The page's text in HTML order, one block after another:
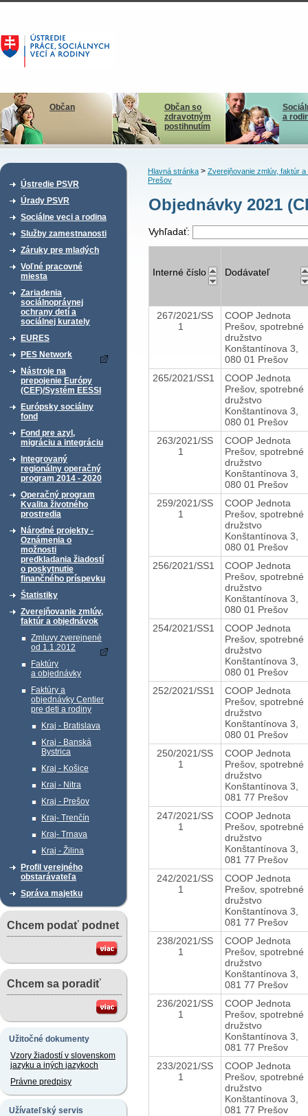
Občan
Občan so
zdravotným
postihnutím
a
Ústredie PSVR
Úrady PSVR
Sociálne veci a rodina
Služby zamestnanosti
Záruky pre mladých
Voľné pracovné
miesta
Zariadenia
sociálnoprávnej
ochrany detí a
sociálnej kurately
EURES
PES Network
Nástroje na
prepojenie Európy
(CEF)/Systém EESSI
Európsky sociálny
fond
Fond pre azyl,
migráciu a integráciu
Integrovaný
regionálny operačný
program 2014 - 2020
Operačný program
Kvalita životného
prostredia
Národné projekty -
Oznámenia o
možnosti
predkladania žiadostí
o poskytnutie
finančného príspevku
Štatistiky
Zverejňovanie zmlúv,
faktúr a objednávok
Zmluvy zverejnené
od 1.1.2012
Faktúry
a objednávky
Faktúry a
objednávky Centier
pre deti a rodiny
Kraj - Bratislava
Kraj - Banská
Bystrica
Kraj - Košice
Kraj - Nitra
Kraj - Prešov
Kraj- Trenčín
Kraj- Trnava
Kraj - Žilina
Profil verejného
obstarávateľa
Správa majetku
Chcem podať podnet
Chcem sa poradiť
Užitočné dokumenty
Vzory žiadostí v slovenskom
jazyku a iných jazykoch
Právne predpisy
Užívateľský servis
Hlavná stránka> Zverejňovanie zmlúv, faktúr a
Prešov
Objednávky 2021
Vyhľadať:
Interné číslo Dodávateľ
267/2021/SS
1
COOP Jednota
Prešov, spotrebné
družstvo
Konštantínova 3,
080 01 Prešov
265/2021/SS1
COOP Jednota
Prešov, spotrebné
družstvo
Konštantínova 3,
080 01 Prešov
263/2021/SS
1
COOP Jednota
Prešov, spotrebné
družstvo
Konštantínova 3,
080 01 Prešov
259/2021/SS
1
COOP Jednota
Prešov, spotrebné
družstvo
Konštantínova 3,
080 01 Prešov
256/2021/SS1
COOP Jednota
Prešov, spotrebné
družstvo
Konštantínova 3,
080 01 Prešov
254/2021/SS1
COOP Jednota
Prešov, spotrebné
družstvo
Konštantínova 3,
080 01 Prešov
252/2021/SS1
COOP Jednota
Prešov, spotrebné
družstvo
Konštantínova 3,
080 01 Prešov
250/2021/SS
1
COOP Jednota
Prešov, spotrebné
družstvo
Konštantínova 3,
081 77 Prešov
247/2021/SS
1
COOP Jednota
Prešov, spotrebné
družstvo
Konštantínova 3,
081 77 Prešov
242/2021/SS
1
COOP Jednota
Prešov, spotrebné
družstvo
Konštantínova 3,
081 77 Prešov
238/2021/SS
1
COOP Jednota
Prešov, spotrebné
družstvo
Konštantínova 3,
081 77 Prešov
236/2021/SS
1
COOP Jednota
Prešov, spotrebné
družstvo
Konštantínova 3,
081 77 Prešov
233/2021/SS
1
COOP Jednota
Prešov, spotrebné
družstvo
Konštantínova 3,
081 77 Prešov